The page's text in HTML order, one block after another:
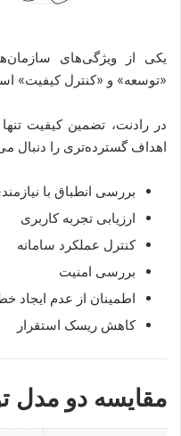
یکی از ویژگی‌های
«توسعه» و «کنترل کیفیت»
در رادنت، تضمین کیفیت
اهداف گسترده‌تری را دنبال
بررسی انطباق با
ارزیابی تجربه کاربری
کنترل عملکرد سامانه
بررسی امنیت
اطمینان از عدم ایجاد
کاهش ریسک استقرار
مقایسه دو مدل